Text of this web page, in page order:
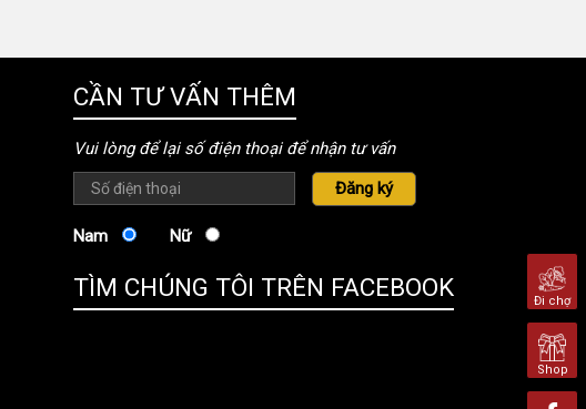
CẦN TƯ VẤN THÊM
Vui lòng để lại số điện thoại để nhận tư vấn
Nam Nữ
TÌM CHÚNG TÔI TRÊN FACEBOOK Đi chợ
Shop